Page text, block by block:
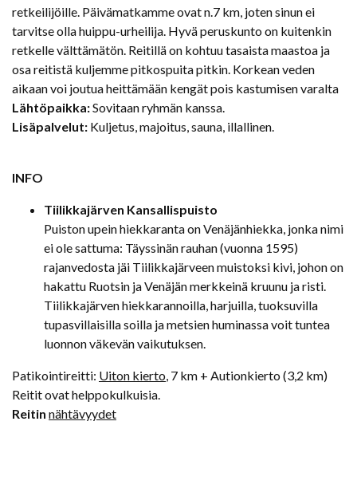
retkeilijöille. Päivämatkamme ovat n.7 km, joten sinun ei
tarvitse olla huippu-urheilija. Hyvä peruskunto on kuitenkin
retkelle välttämätön. Reitillä on kohtuu tasaista maastoa ja
osa reitistä kuljemme pitkospuita pitkin. Korkean veden
aikaan voi joutua heittämään kengät pois kastumisen varalta
Lähtöpaikka:Sovitaan ryhmän kanssa.
Lisäpalvelut: Kuljetus, majoitus, sauna, illallinen.
INFO
Tiilikkajärven Kansallispuisto
Puiston upein hiekkaranta on Venäjänhiekka, jonka nimi
ei ole sattuma: Täyssinän rauhan (vuonna 1595)
rajanvedosta jäi Tiilikkajärveen muistoksi kivi, johon on
hakattu Ruotsin ja Venäjän merkkeinä kruunu ja risti.
Tiilikkajärven hiekkarannoilla, harjuilla, tuoksuvilla
tupasvillaisilla soilla ja metsien huminassa voit tuntea
luonnon väkevän vaikutuksen.
Patikointireitti: Uiton kierto , 7 km + Autionkierto (3,2 km)
Reitit ovat helppokulkuisia.
Reitin nähtävyydet